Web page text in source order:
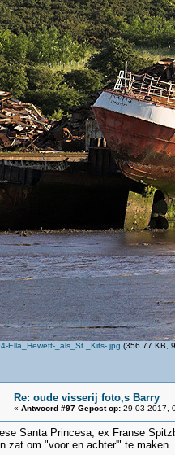
Ella_Hewett-_als_St._Kits-.jpg (356.77 KB,
Re: oude visserij foto,s Barry
« Antwoord #97 Gepost op: 29-03-2017,
Santa Princesa, ex Franse
zat om "voor en achter'" te maken..